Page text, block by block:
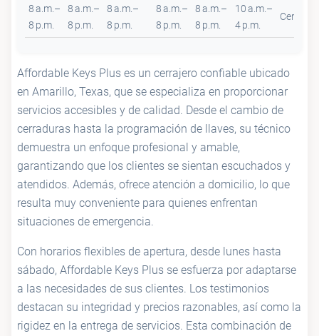
8 a.m.–
8 p.m.
8 a.m.–
8 p.m.
8 a.m.–
8 p.m.
8 a.m.–
8 p.m.
8 a.m.–
8 p.m.
10 a.m.–
4 p.m.
Cerrado
Affordable Keys Plus es un cerrajero confiable ubicado
en Amarillo, Texas, que se especializa en proporcionar
servicios accesibles y de calidad. Desde el cambio de
cerraduras hasta la programación de llaves, su técnico
demuestra un enfoque profesional y amable,
garantizando que los clientes se sientan escuchados y
atendidos. Además, ofrece atención a domicilio, lo que
resulta muy conveniente para quienes enfrentan
situaciones de emergencia.
Con horarios flexibles de apertura, desde lunes hasta
sábado, Affordable Keys Plus se esfuerza por adaptarse
a las necesidades de sus clientes. Los testimonios
destacan su integridad y precios razonables, así como la
rigidez en la entrega de servicios. Esta combinación de